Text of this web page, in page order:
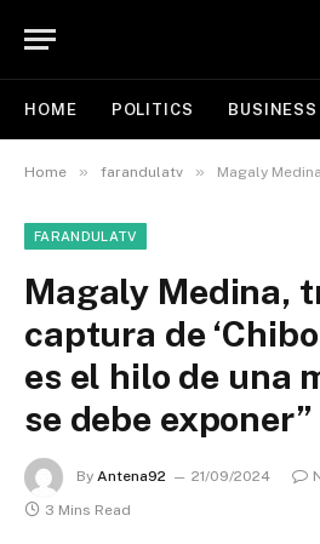
HOME POLITICS BUSINESS
Home » farandulatv » Magaly Medina, tras la captura de
FARANDULATV
Magaly Medina,
captura de
es el hilo de una
se debe exponer”
By Antena92 21/09/2024
3 Mins Read